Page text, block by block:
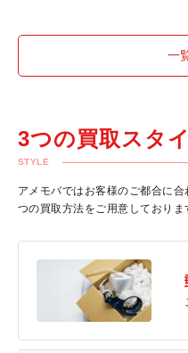
一
3つの買取スタ
STYLE
アメモバではお客様のご都合に
つの買取方法をご用意しておりま